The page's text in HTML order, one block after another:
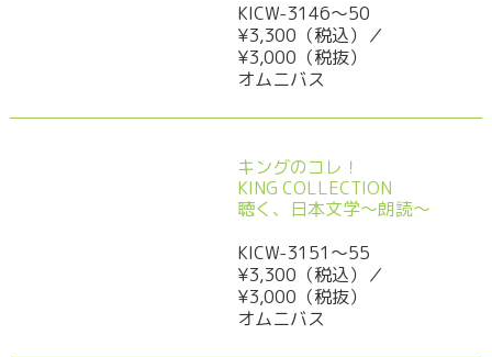
KICW-3146～50
¥3,300（税込）／
¥3,000（税抜）
オムニバス
キングのコレ！
KING COLLECTION
聴く、日本文学～朗読～
KICW-3151～55
¥3,300（税込）／
¥3,000（税抜）
オムニバス